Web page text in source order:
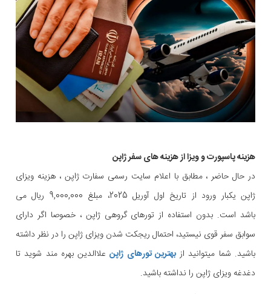
هزینه پاسپورت و ویزا از هزینه های سفر ژاپن
در حال حاضر ، مطابق با اعلام سایت رسمی سفارت ژاپن ، هزینه ویزای
ژاپن یکبار ورود از تاریخ اول آوریل 2025، مبلغ 9,000,000 ریال می
باشد است. بدون استفاده از تورهای گروهی ژاپن ، خصوصا اگر دارای
سوابق سفر قوی نیستید، احتمال ریجکت شدن ویزای ژاپن را در نظر داشته
باشید. شما میتوانید ازبهترین تورهای ژاپنعلاالدین بهره مند شوید تا
دغدغه ویزای ژاپن را نداشته باشید.